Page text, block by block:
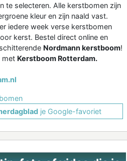
te selecteren. Alle kerstbomen zijn
kleur en zijn naald vast.
iedere week verse kerstbomen
kerst. Bestel direct online en
Nordmann kerstboom!
met Kerstboom Rotterdam.
je Google-favoriet